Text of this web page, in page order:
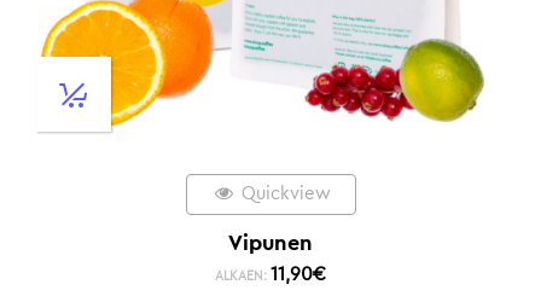
Quickview
Vipunen
ALKAEN: 11,90€